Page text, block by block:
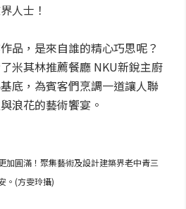
人士！
品，是來自誰的精心巧思呢？
米其林推薦餐廳 NKU新銳主廚
底，為賓客們烹調一道讓人聯
浪花的藝術饗宴。
加圓滿！聚集藝術及設計建築界老中青三
。(方雯玲攝)